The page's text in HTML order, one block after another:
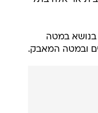
בנושא במטה
ובמטה המאבק.